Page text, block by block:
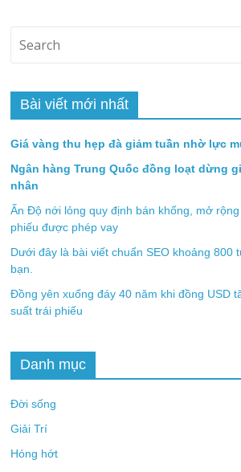
Bài viết mới nhất
Giá vàng thu hẹp đà giảm tuần nhờ lực
Ngân hàng Trung Quốc đồng loạt dừng
nhân
Ấn Độ nới lỏng quy định bán khống, mở
phiếu được phép vay
Dưới đây là bài viết chuẩn SEO khoảng 800
bạn.
Đồng yên xuống đáy 40 năm khi đồng USD
suất trái phiếu
Danh mục
Đời sống
Giải Trí
Hóng hớt